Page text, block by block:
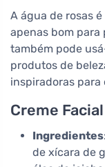
A água de rosas
apenas bom para
também pode
produtos de
inspiradoras para
Creme
Ingredientes
de xícara de